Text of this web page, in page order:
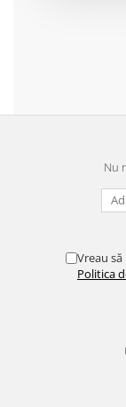
Nu
Vreau
Politica